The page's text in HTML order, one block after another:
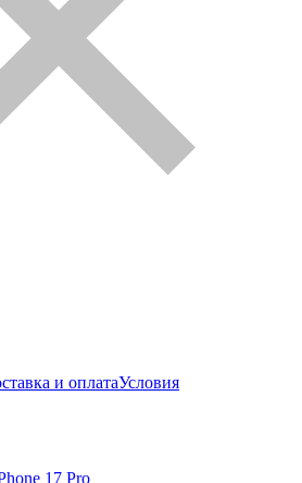
и оплатаУсловия
17 Pro